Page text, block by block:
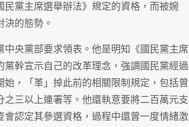
黨主席選舉辦法》規定的資格，而被婉
的態勢。
央黨部要求領表。他是明知《國民黨主席
幹宣示自己的改革理念，強調國民黨經過
，「革」掉此前的相關限制規定，包括曾
三以上連署等。他還執意要將二百萬元支
認定其參選資格，過程中還曾一度情緒激